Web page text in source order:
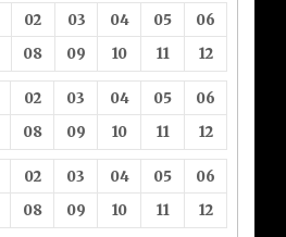
02 03 04 05
06
08 09 10 11 12
02 03 04 05
06
08 09 10 11 12
02 03 04 05
06
08 09 10 11 12